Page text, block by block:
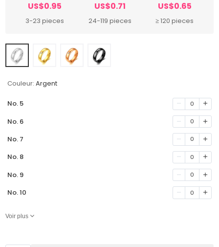
US$0.95
3-23 pieces
US$0.71
24-119 pieces
US$0.65
≥ 120 pieces
Couleur: Argent
No. 5 0
No. 6 0
No. 7 0
No. 8 0
No. 9 0
No. 10 0
Voir plus